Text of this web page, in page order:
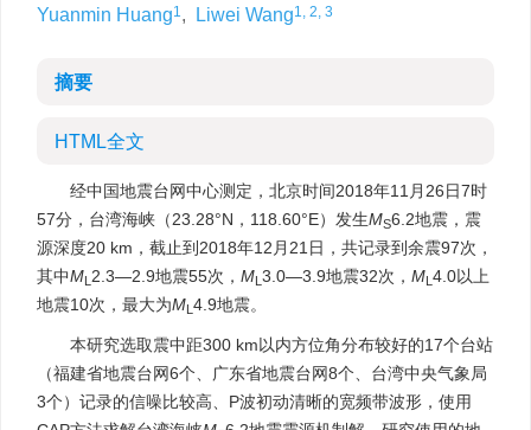
Yuanmin Huang1, Liwei Wang1, 2, 3
摘要
HTML全文
经中国地震台网中心测定，北京时间2018年11月26日7时
57分，台湾海峡（23.28°N，118.60°E）发生MS6.2地震，震
源深度20 km，截止到2018年12月21日，共记录到余震97次，
其中ML 2.3—2.9地震55次， ML 3.0—3.9地震32次， ML 4.0以上
地震10次，最大为ML 4.9地震。
本研究选取震中距300 km以内方位角分布较好的17个台站
（福建省地震台网6个、广东省地震台网8个、台湾中央气象局
3个）记录的信噪比较高、P波初动清晰的宽频带波形，使用